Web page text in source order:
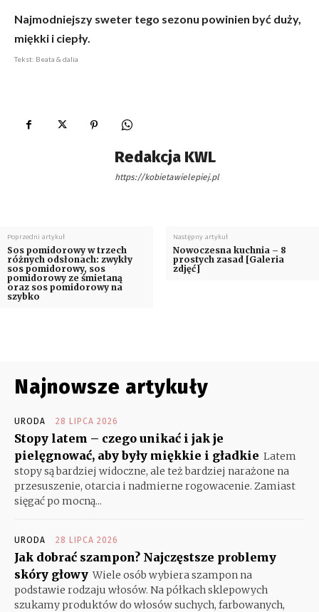
Najmodniejszy sweter tego sezonu powinien być duży,
miękki i ciepły.
Tekst: Beata & dalia
Redakcja KWL
https://kobietawielepiej.pl
Poprzedni artykuł
Sos pomidorowy w trzech
różnych odsłonach: zwykły
sos pomidorowy, sos
pomidorowy ze śmietaną
oraz sos pomidorowy na
szybko
Następny artykuł
Nowoczesna kuchnia – 8
prostych zasad [Galeria
zdjęć]
Najnowsze artykuły
URODA 28 LIPCA 2026
Stopy latem – czego unikać i jak je
pielęgnować, aby były miękkie i gładkie Latem
stopy są bardziej widoczne, ale też bardziej narażone na
przesuszenie, otarcia i nadmierne rogowacenie. Zamiast
sięgać po mocną...
URODA 28 LIPCA 2026
Jak dobrać szampon? Najczęstsze problemy
skóry głowy Wiele osób wybiera szampon na
podstawie rodzaju włosów. Na półkach sklepowych
szukamy produktów do włosów suchych, farbowanych,